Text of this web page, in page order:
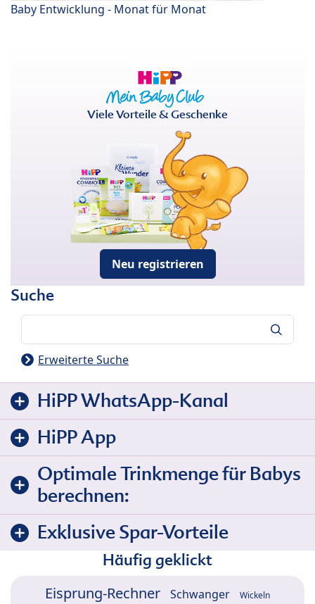
Baby Entwicklung - Monat für Monat
Viele Vorteile & Geschenke
Neu registrieren
Suche
Erweiterte Suche
HiPP WhatsApp-Kanal
HiPP App
Optimale Trinkmenge für Babys
berechnen:
Exklusive Spar-Vorteile
Häufig geklickt
Eisprung-Rechner Schwanger Wickeln